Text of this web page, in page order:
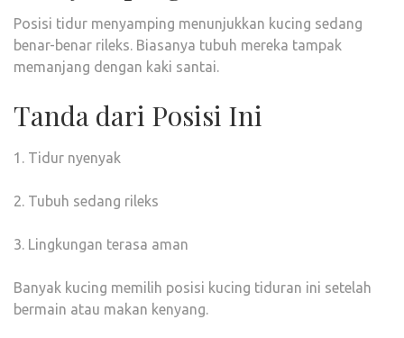
Posisi tidur menyamping menunjukkan kucing sedang
benar-benar rileks. Biasanya tubuh mereka tampak
memanjang dengan kaki santai.
Tanda dari Posisi Ini
1. Tidur nyenyak
2. Tubuh sedang rileks
3. Lingkungan terasa aman
Banyak kucing memilih posisi kucing tiduran ini setelah
bermain atau makan kenyang.